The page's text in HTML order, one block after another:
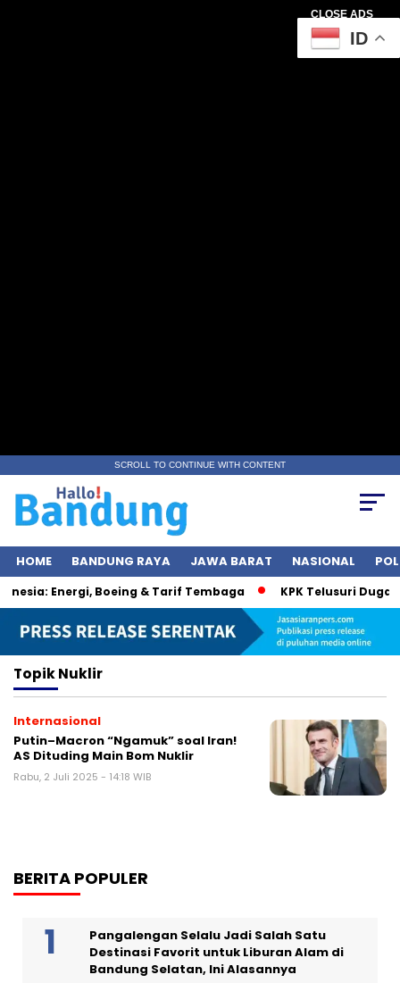
CLOSE ADS
SCROLL TO CONTINUE WITH CONTENT
HOME BANDUNG RAYA JAWA BARAT NASIONAL
Energi, Boeing & Tarif Tembaga KPK Telusuri
TopikNuklir
Internasional
Putin–Macron “Ngamuk” soal Iran!
AS Dituding Main Bom Nuklir
Rabu, 2 Juli 2025 - 14:18 WIB
BERITA POPULER
Pangalengan Selalu Jadi Salah Satu
Destinasi Favorit untuk Liburan Alam di
Bandung Selatan, Ini Alasannya
ID